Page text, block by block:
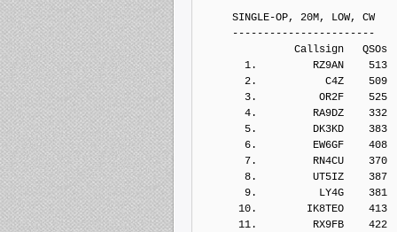
SINGLE-OP, 20M, LOW, CW
-----------------------
Callsign   QSOs  Points
1.         RZ9AN    513
2.           C4Z    509
3.          OR2F    525
4.         RA9DZ    332
5.         DK3KD    383
6.         EW6GF    408
7.         RN4CU    370
8.         UT5IZ    387
9.          LY4G    381
10.        IK8TEO    413
11.         RX9FB    422